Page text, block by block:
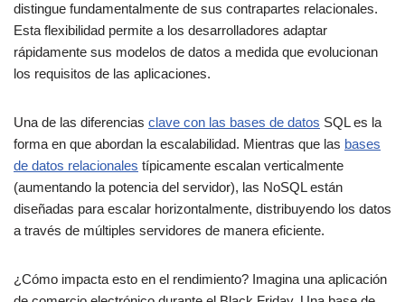
distingue fundamentalmente de sus contrapartes relacionales.
Esta flexibilidad permite a los desarrolladores adaptar
rápidamente sus modelos de datos a medida que evolucionan
los requisitos de las aplicaciones.
Una de las diferencias clave con las bases de datos SQL es la
forma en que abordan la escalabilidad. Mientras que las bases
de datos relacionales típicamente escalan verticalmente
(aumentando la potencia del servidor), las NoSQL están
diseñadas para escalar horizontalmente, distribuyendo los datos
a través de múltiples servidores de manera eficiente.
¿Cómo impacta esto en el rendimiento? Imagina una aplicación